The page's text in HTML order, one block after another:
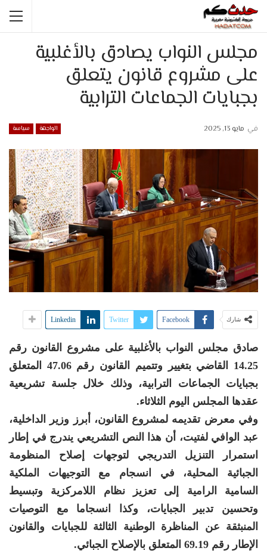
مجلس النواب يصادق بالأغلبية
على مشروع قانون يتعلق
بجبايات الجماعات الترابية
الواجهة سياسة في مايو 13, 2025
شارك Facebook
Twitter
Linkedin
صادق مجلس النواب بالأغلبية على مشروع القانون رقم
14.25 القاضي بتغيير وتتميم القانون رقم 47.06 المتعلق
بجبايات الجماعات الترابية، وذلك خلال جلسة تشريعية
عقدها المجلس اليوم الثلاثاء.
وفي معرض تقديمه لمشروع القانون، أبرز وزير الداخلية،
عبد الوافي لفتيت، أن هذا النص التشريعي يندرج في إطار
استمرار التنزيل التدريجي لتوجهات إصلاح المنظومة
الجبائية المحلية، في انسجام مع التوجيهات الملكية
السامية الرامية إلى تعزيز نظام اللامركزية وتبسيط
وتحسين تدبير الجبايات، وكذا انسجاما مع التوصيات
المنبثقة عن المناظرة الوطنية الثالثة للجبايات والقانون
الإطار رقم 69.19 المتعلق بالإصلاح الجبائي.